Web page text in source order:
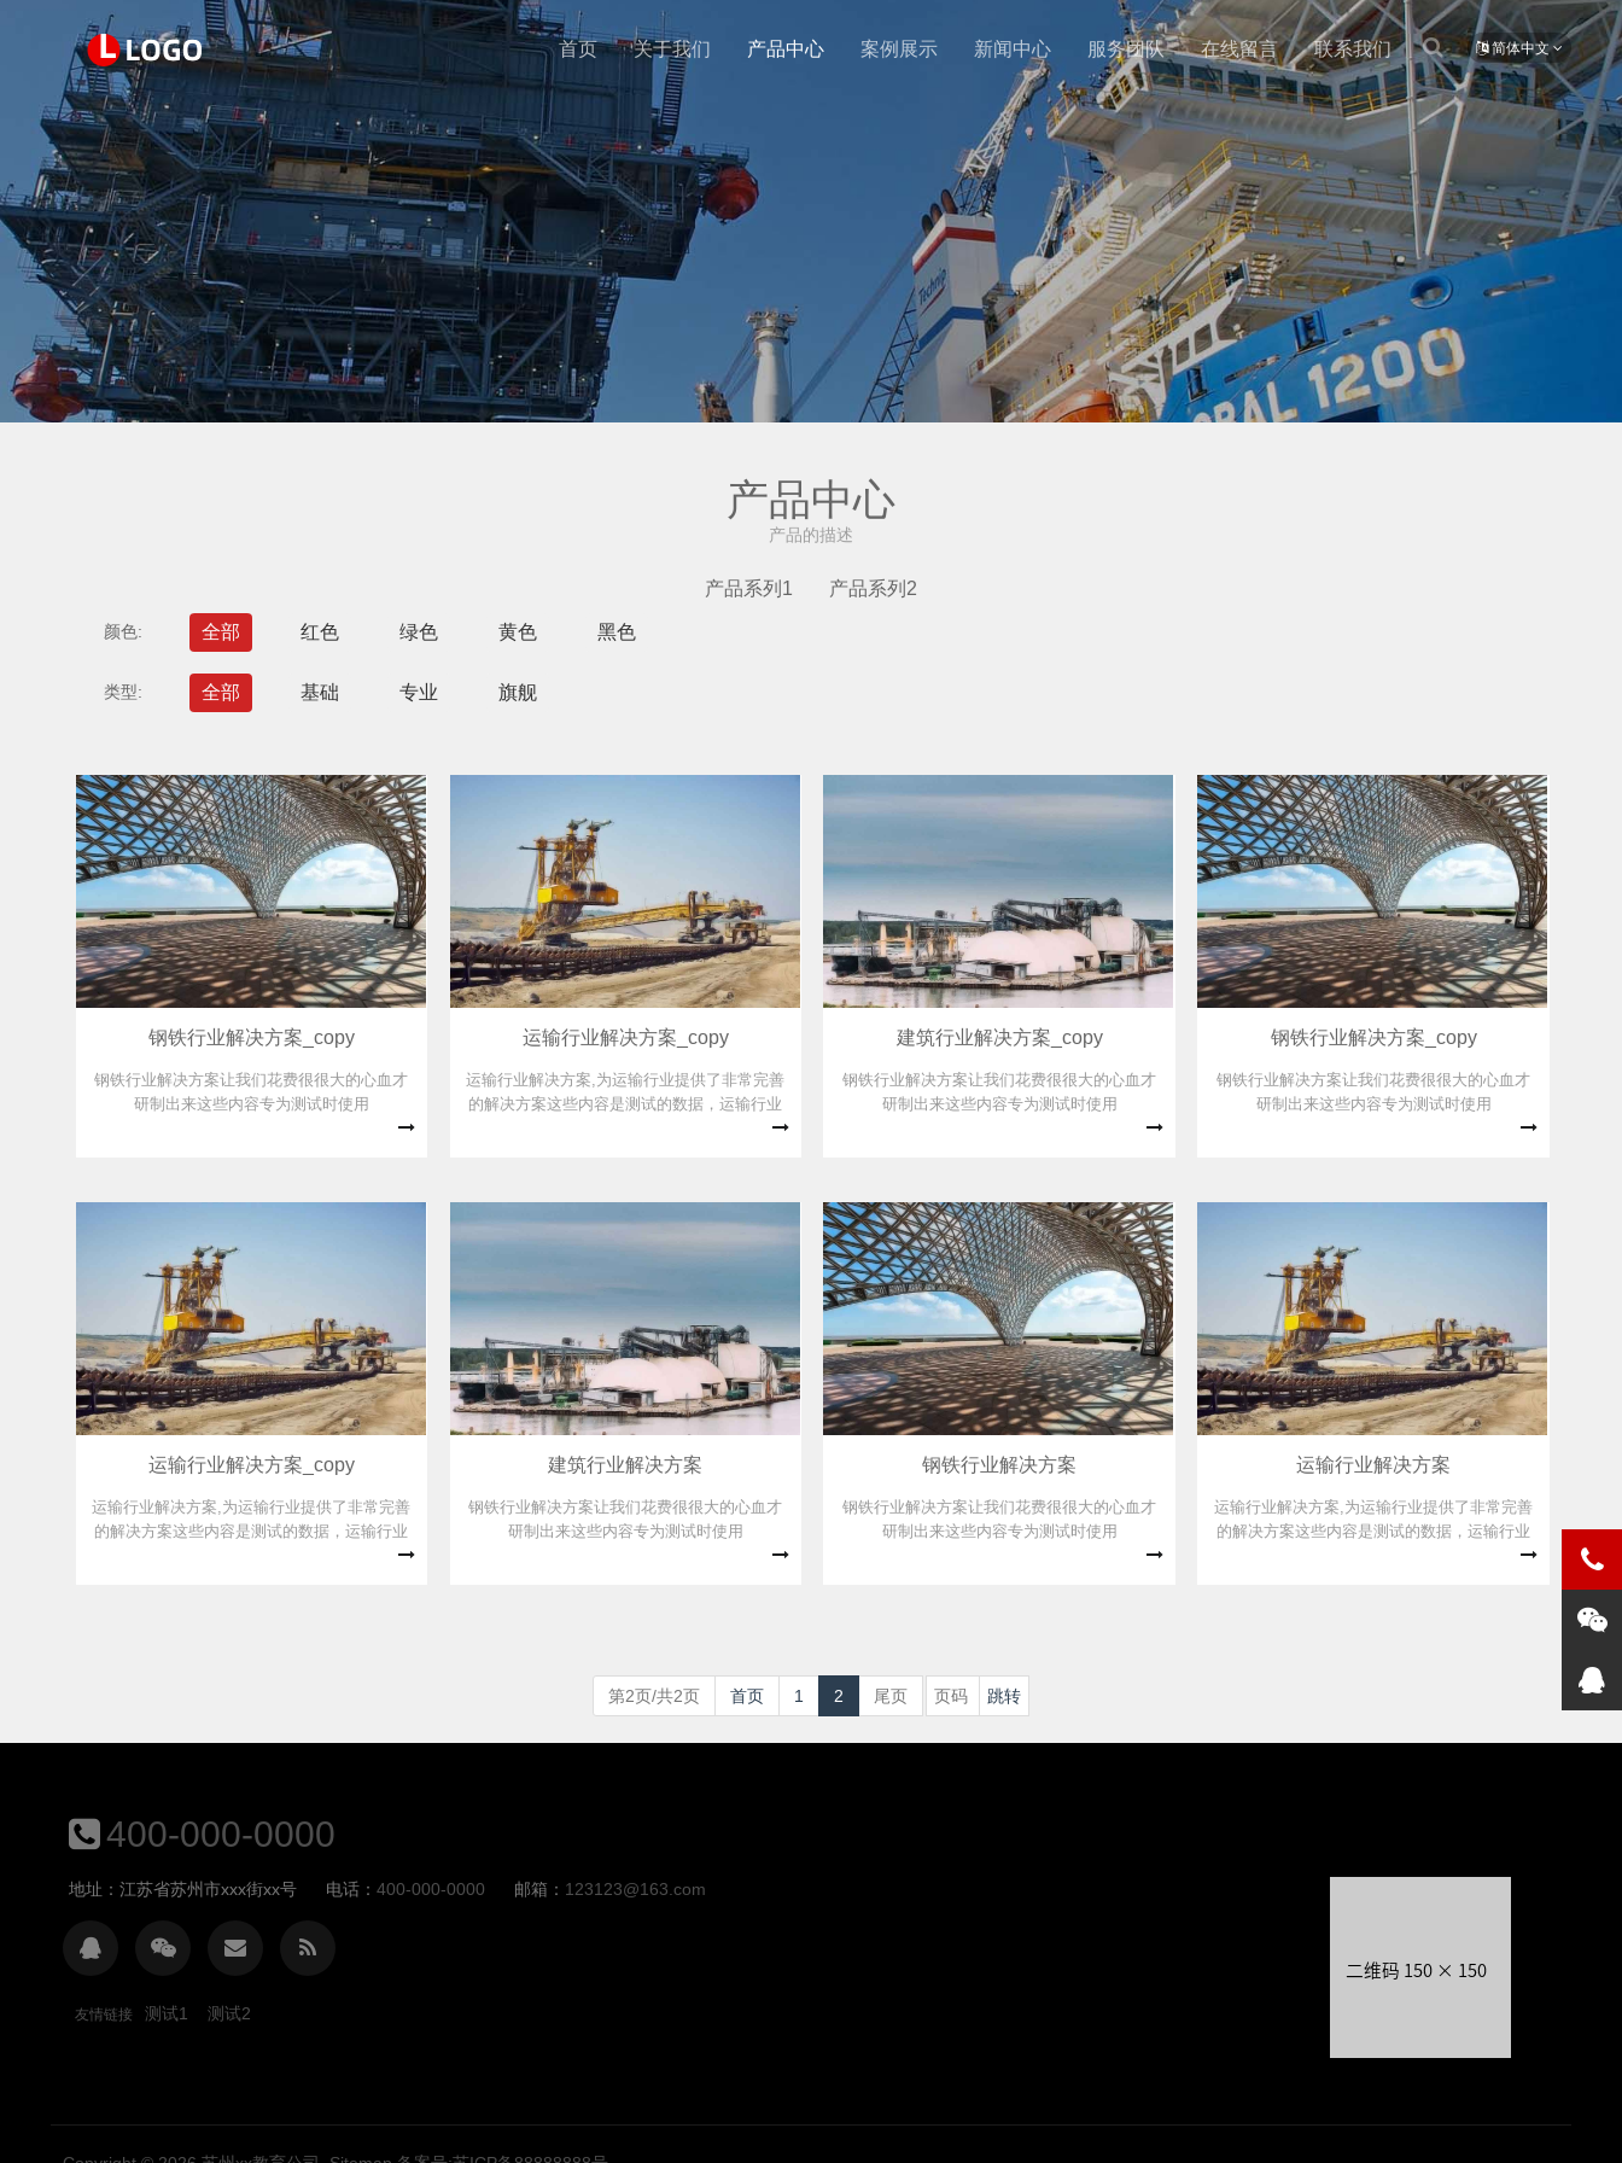
简体中文
首页 关于我们 产品中心 案例展示 新闻中心 服务团队 在线留言 联系我们
产品中心
产品的描述
产品系列1 产品系列2
颜色: 全部 红色 绿色 黄色 黑色
类型: 全部 基础 专业 旗舰
钢铁行业解决方案_copy
钢铁行业解决方案让我们花费很很大的心血才
研制出来这些内容专为测试时使用
运输行业解决方案_copy
运输行业解决方案,为运输行业提供了非常完善
的解决方案这些内容是测试的数据，运输行业
解决方案,为运输行业提供了非常完善的解决方
建筑行业解决方案_copy
钢铁行业解决方案让我们花费很很大的心血才
研制出来这些内容专为测试时使用
钢铁行业解决方案_copy
钢铁行业解决方案让我们花费很很大的心血才
研制出来这些内容专为测试时使用
运输行业解决方案_copy
运输行业解决方案,为运输行业提供了非常完善
的解决方案这些内容是测试的数据，运输行业
解决方案,为运输行业提供了非常完善的解决方
建筑行业解决方案
钢铁行业解决方案让我们花费很很大的心血才
研制出来这些内容专为测试时使用
钢铁行业解决方案
钢铁行业解决方案让我们花费很很大的心血才
研制出来这些内容专为测试时使用
运输行业解决方案
运输行业解决方案,为运输行业提供了非常完善
的解决方案这些内容是测试的数据，运输行业
解决方案,为运输行业提供了非常完善的解决方
第2页/共2页 首页 1 2 尾页
400-000-0000
地址：江苏省苏州市xxx街xx号 电话： 400-000-0000 邮箱： 123123@163.com
友情链接 测试1 测试2